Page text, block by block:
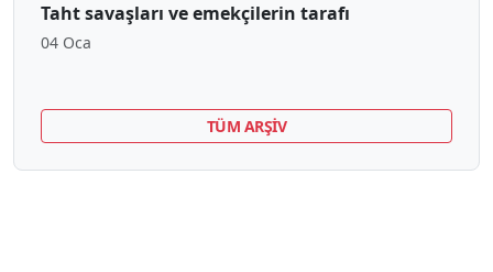
Taht savaşları ve emekçilerin tarafı
04 Oca
TÜM ARŞİV